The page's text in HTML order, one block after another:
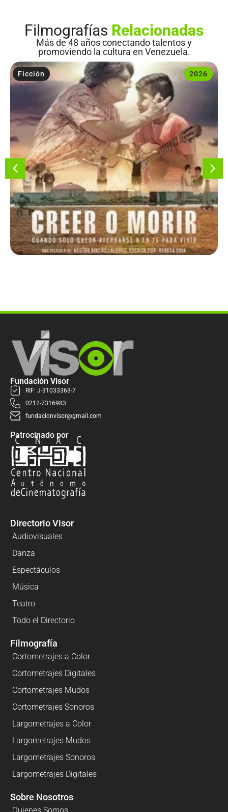
Filmografías Relacionadas
Más de 48 años conectando talentos y
promoviendo la cultura en Venezuela.
2026
Ficción
Fundación Visor
RIF: J-31033363-7
0212-7316983
fundacionvisor@gmail.com
Patrocinado por
Directorio Visor
Audiovisuales
Danza
Espectáculos
Música
Teatro
Todo el Directorio
Filmografía
Cortometrajes a Color
Cortometrajes Digitales
Cortometrajes Mudos
Cortometrajes Sonoros
Largometrajes a Color
Largometrajes Mudos
Largometrajes Sonoros
Largometrajes Digitales
Sobre Nosotros